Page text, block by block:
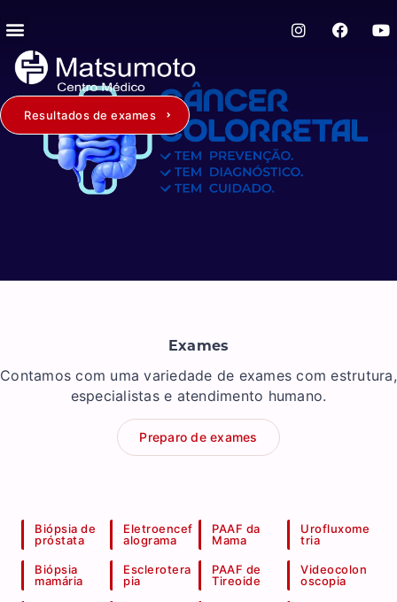
Resultados de exames
Exames
Contamos com uma variedade de exames com estrutura,
especialistas e atendimento humano.
Preparo de exames
Biópsia de
próstata
Biópsia
mamária
Eletroencef
alograma
Esclerotera
pia
PAAF da
Mama
PAAF de
Tireoide
Urofluxome
tria
Videocolon
oscopia